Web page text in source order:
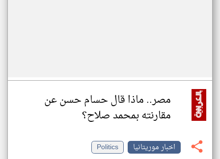
مصر.. ماذا قال حسام حسن عن
مقارنته بمحمد صلاح؟
اخبار موريتانيا
Politics